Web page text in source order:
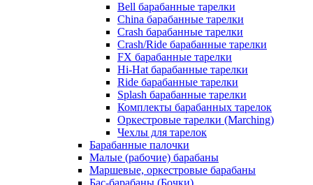
Bell барабанные тарелки
China барабанные тарелки
Crash барабанные тарелки
Crash/Ride барабанные тарелки
FX барабанные тарелки
Hi-Hat барабанные тарелки
Ride барабанные тарелки
Splash барабанные тарелки
Комплекты барабанных тарелок
Оркестровые тарелки (Marching)
Чехлы для тарелок
Барабанные палочки
Малые (рабочие) барабаны
Маршевые, оркестровые барабаны
Бас-барабаны (Бочки)